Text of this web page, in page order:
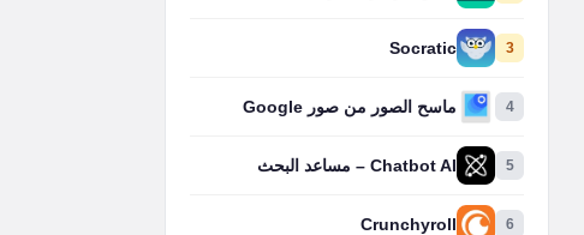
3
Socratic
4 ماسح الصور من صور Google
5 Chatbot AI – مساعد البحث
6
Crunchyroll